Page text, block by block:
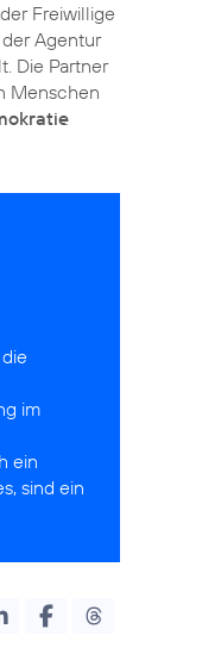
Freiwillige
Agentur
Die Partner
Menschen
die
im
ein
sind ein